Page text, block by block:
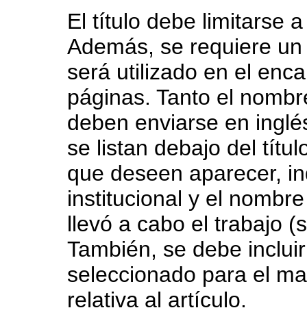
El título debe limitarse
Además, se requiere
será utilizado en el
páginas. Tanto el
deben enviarse en
se listan debajo del
que deseen aparecer,
institucional y el
llevó a cabo el trabajo
También, se debe
seleccionado para el
relativa al artículo.